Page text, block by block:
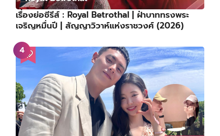
เรื่องย่อซีรีส์ : Royal Betrothal | ฝ่าบาททรงพระ
เจริญหมื่นปี | สัญญาวิวาห์แห่งราชวงศ์ (2026)